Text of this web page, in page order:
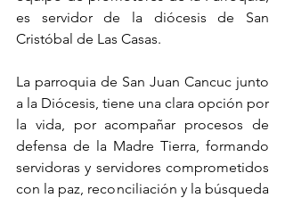
es servidor de la diócesis de San
Cristóbal de Las Casas.
La parroquia de San Juan Cancuc junto
a la Diócesis, tiene una clara opción por
la vida, por acompañar procesos de
defensa de la Madre Tierra, formando
servidoras y servidores comprometidos
con la paz, reconciliación y la búsqueda